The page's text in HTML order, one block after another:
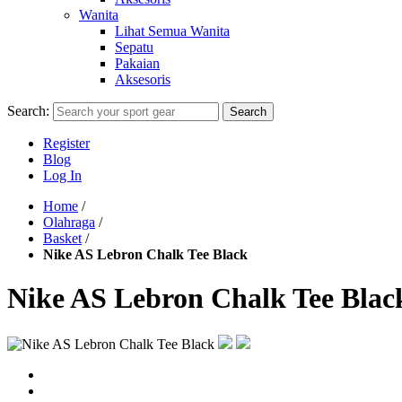
Wanita
Lihat Semua Wanita
Sepatu
Pakaian
Aksesoris
Search: Search
Register
Blog
Log In
Home /
Olahraga /
Basket /
Nike AS Lebron Chalk Tee Black
Nike AS Lebron Chalk Tee